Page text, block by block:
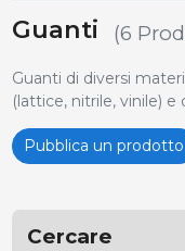
Guanti (6
Guanti di diversi
(lattice, nitrile, vinile) e
Pubblica un prodotto
Cercare